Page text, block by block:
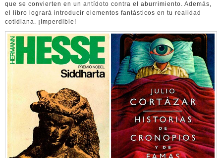
que se convierten en un antídoto contra el aburrimiento. Además,
el libro logrará introducir elementos fantásticos en tu realidad
cotidiana. ¡Imperdible!